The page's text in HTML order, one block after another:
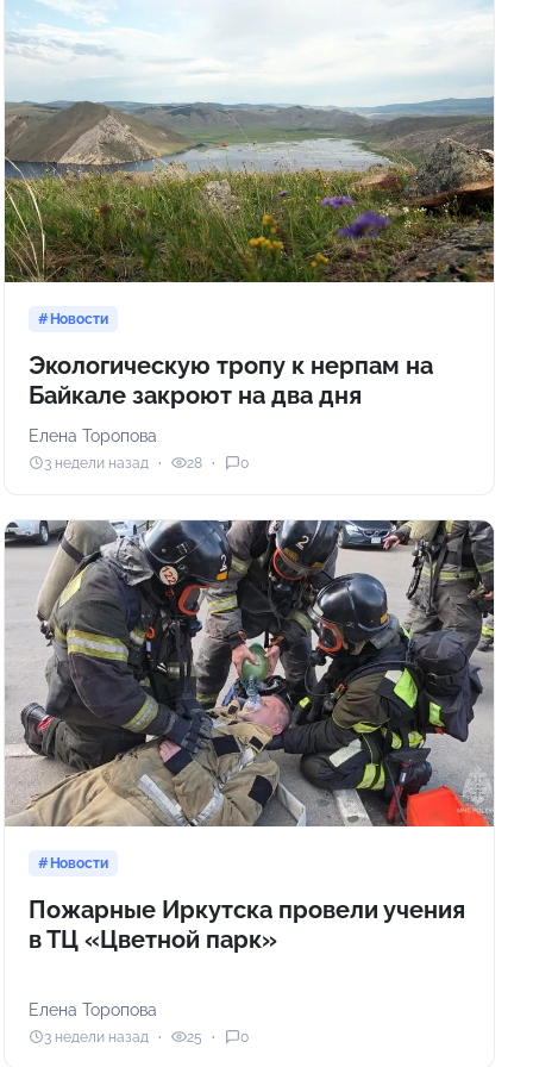
Новости
Экологическую тропу к нерпам на
Байкале закроют на два дня
Елена Торопова
3 недели назад 28 0
Новости
Пожарные Иркутска провели учения
в ТЦ «Цветной парк»
Елена Торопова
3 недели назад 25 0